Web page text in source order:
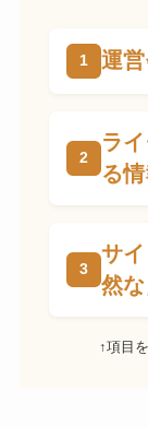
運
ラ
る
サ
然
↑項目